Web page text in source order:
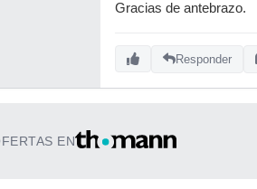
Gracias de antebrazo.
Responder
EN